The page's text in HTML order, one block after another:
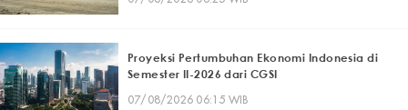
Proyeksi Pertumbuhan Ekonomi Indonesia di
Semester II-2026 dari CGSI
07/08/2026 06:15 WIB